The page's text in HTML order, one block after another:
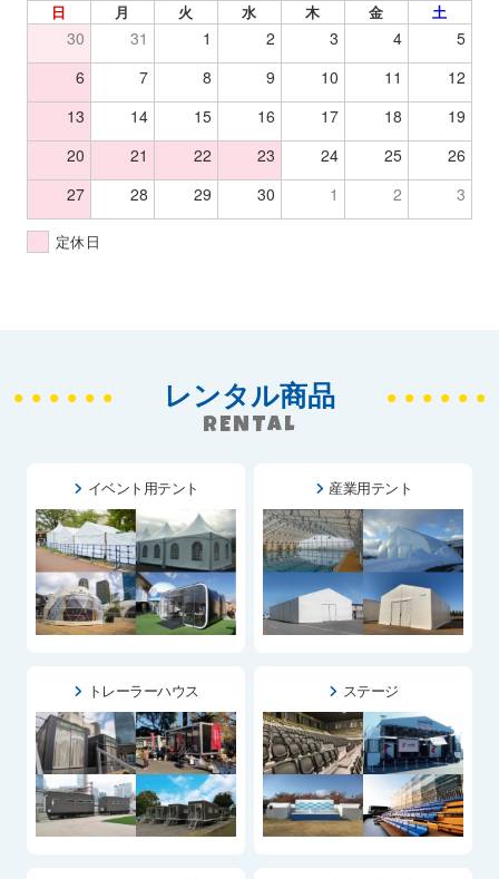
日 月 火 水 木 金 土
30 31 1 2 3 4
5
6
7 8 9 10 11
12
13
14 15 16 17 18
19
20
21 22 23 24 25
26
27
28 29 30 1 2 3
定休日
レンタル商品
RENTAL
イベント用テント 産業用テント
トレーラーハウス ステージ